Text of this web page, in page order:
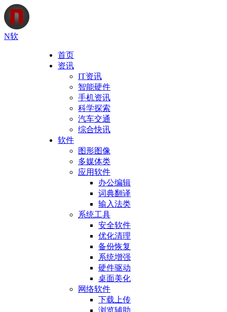
N软
首页
资讯
IT资讯
智能硬件
手机资讯
科学探索
汽车交通
综合快讯
软件
图形图像
多媒体类
应用软件
办公编辑
词典翻译
输入法类
系统工具
安全软件
优化清理
备份恢复
系统增强
硬件驱动
桌面美化
网络软件
下载上传
浏览辅助